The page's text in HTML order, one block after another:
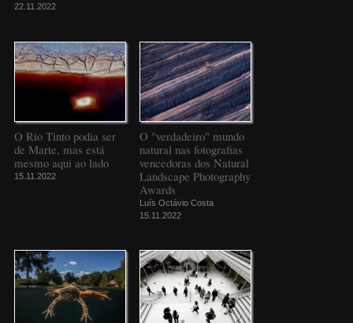
22.11.2022
O Rio Tinto podia ser
de Marte, mas está
mesmo aqui ao lado
15.11.2022
O "verdadeiro" mundo
natural nas fotografias
vencedoras dos Natural
Landscape Photography
Awards
Luís Octávio Costa
15.11.2022